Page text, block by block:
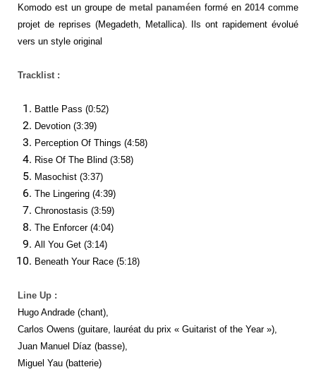
Komodo est un groupe de metal panaméen formé en2014comme
projet de reprises (Megadeth, Metallica). Ils ont rapidement évolué
vers un style original
Tracklist :
Battle Pass (0:52)
Devotion (3:39)
Perception Of Things (4:58)
Rise Of The Blind (3:58)
Masochist (3:37)
The Lingering (4:39)
Chronostasis (3:59)
The Enforcer (4:04)
All You Get (3:14)
Beneath Your Race (5:18)
Line Up :
Hugo Andrade (chant),
Carlos Owens (guitare, lauréat du prix « Guitarist of the Year »),
Juan Manuel Díaz (basse),
Miguel Yau (batterie)